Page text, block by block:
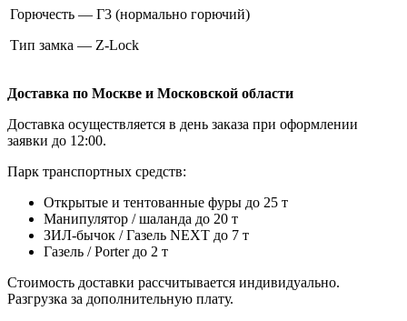
Горючесть — Г3 (нормально горючий)
Тип замка — Z-Lock
Доставка по Москве и Московской области
Доставка осуществляется в день заказа при оформлении
заявки до 12:00.
Парк транспортных средств:
Открытые и тентованные фуры до 25 т
Манипулятор / шаланда до 20 т
ЗИЛ-бычок / Газель NEXT до 7 т
Газель / Porter до 2 т
Стоимость доставки рассчитывается индивидуально.
Разгрузка за дополнительную плату.